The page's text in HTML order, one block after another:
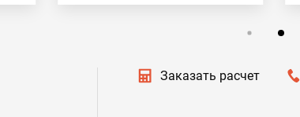
Заказать расчет